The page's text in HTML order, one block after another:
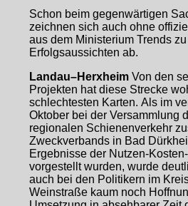
Schon beim gegenwärtigen
zeichnen sich auch ohne
aus dem Ministerium Trends
Erfolgsaussichten ab.
Landau–Herxheim Von den
Projekten hat diese Strecke
schlechtesten Karten. Als im
Oktober bei der Versammlung
regionalen Schienenverkehr
Zweckverbands in Bad
Ergebnisse der Nutzen-
vorgestellt wurden, wurde
auch bei den Politikern im
Weinstraße kaum noch